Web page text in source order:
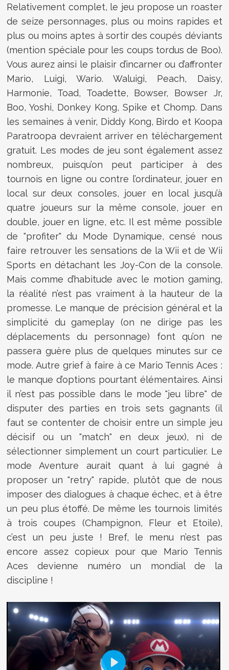
Relativement complet, le jeu propose un roaster
de seize personnages, plus ou moins rapides et
plus ou moins aptes à sortir des coupés déviants
(mention spéciale pour les coups tordus de Boo).
Vous aurez ainsi le plaisir d’incarner ou d’affronter
Mario, Luigi, Wario. Waluigi, Peach, Daisy,
Harmonie, Toad, Toadette, Bowser, Bowser Jr,
Boo, Yoshi, Donkey Kong, Spike et Chomp. Dans
les semaines à venir, Diddy Kong, Birdo et Koopa
Paratroopa devraient arriver en téléchargement
gratuit. Les modes de jeu sont également assez
nombreux, puisqu’on peut participer à des
tournois en ligne ou contre l’ordinateur, jouer en
local sur deux consoles, jouer en local jusqu’à
quatre joueurs sur la même console, jouer en
double, jouer en ligne, etc. Il est même possible
de "profiter" du Mode Dynamique, censé nous
faire retrouver les sensations de la Wii et de Wii
Sports en détachant les Joy-Con de la console.
Mais comme d’habitude avec le motion gaming,
la réalité n’est pas vraiment à la hauteur de la
promesse. Le manque de précision général et la
simplicité du gameplay (on ne dirige pas les
déplacements du personnage) font qu’on ne
passera guère plus de quelques minutes sur ce
mode. Autre grief à faire à ce Mario Tennis Aces :
le manque d’options pourtant élémentaires. Ainsi
il n’est pas possible dans le mode "jeu libre" de
disputer des parties en trois sets gagnants (il
faut se contenter de choisir entre un simple jeu
décisif ou un "match" en deux jeux), ni de
sélectionner simplement un court particulier. Le
mode Aventure aurait quant à lui gagné à
proposer un "retry" rapide, plutôt que de nous
imposer des dialogues à chaque échec, et à être
un peu plus étoffé. De même les tournois limités
à trois coupes (Champignon, Fleur et Etoile),
c’est un peu juste ! Bref, le menu n’est pas
encore assez copieux pour que Mario Tennis
Aces devienne numéro un mondial de la
discipline !